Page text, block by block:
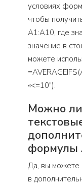
условиях
чтобы
A1:A10, где
значение в
можете
«<=10").
Можно ли
формулы
Да, вы можете
в